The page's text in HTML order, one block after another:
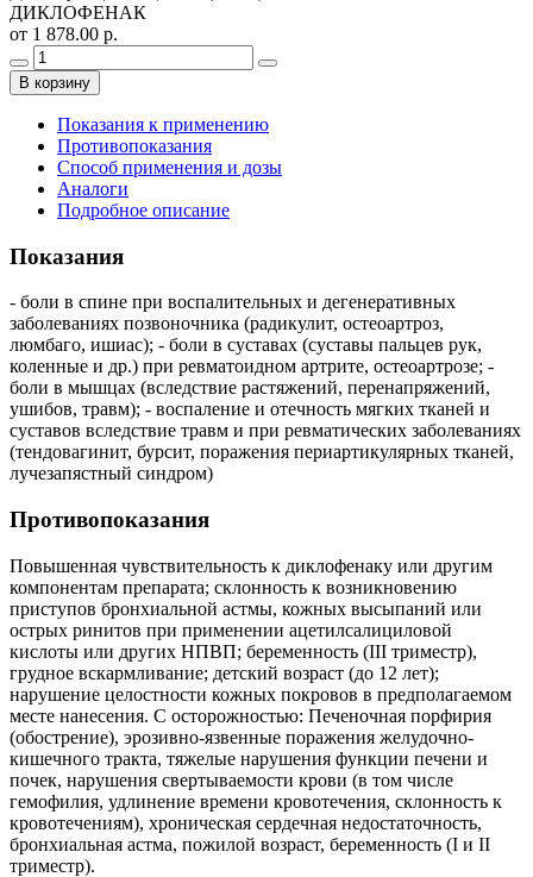
ДИКЛОФЕНАК
от 1 878.00 р.
В корзину
Показания к применению
Противопоказания
Способ применения и дозы
Аналоги
Подробное описание
Показания
- боли в спине при воспалительных и дегенеративных
заболеваниях позвоночника (радикулит, остеоартроз,
люмбаго, ишиас); - боли в суставах (суставы пальцев рук,
коленные и др.) при ревматоидном артрите, остеоартрозе; -
боли в мышцах (вследствие растяжений, перенапряжений,
ушибов, травм); - воспаление и отечность мягких тканей и
суставов вследствие травм и при ревматических заболеваниях
(тендовагинит, бурсит, поражения периартикулярных тканей,
лучезапястный синдром)
Противопоказания
Повышенная чувствительность к диклофенаку или другим
компонентам препарата; склонность к возникновению
приступов бронхиальной астмы, кожных высыпаний или
острых ринитов при применении ацетилсалициловой
кислоты или других НПВП; беременность (III триместр),
грудное вскармливание; детский возраст (до 12 лет);
нарушение целостности кожных покровов в предполагаемом
месте нанесения. С осторожностью: Печеночная порфирия
(обострение), эрозивно-язвенные поражения желудочно-
кишечного тракта, тяжелые нарушения функции печени и
почек, нарушения свертываемости крови (в том числе
гемофилия, удлинение времени кровотечения, склонность к
кровотечениям), хроническая сердечная недостаточность,
бронхиальная астма, пожилой возраст, беременность (I и II
триместр).